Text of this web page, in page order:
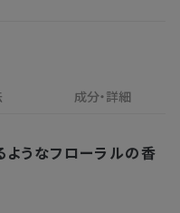
の配送となります。
の目安
ービスをご利用いただけ
日の翌日から7日間
成分・詳細
ようなフローラルの香